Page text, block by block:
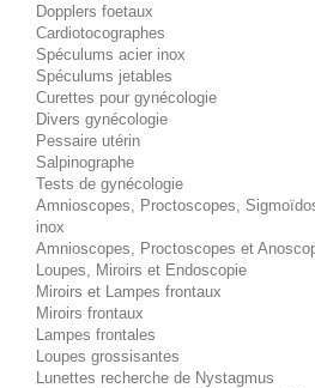
Dopplers foetaux
Cardiotocographes
Spéculums acier inox
Spéculums jetables
Curettes pour gynécologie
Divers gynécologie
Pessaire utérin
Salpinographe
Tests de gynécologie
Amnioscopes, Proctoscopes,
inox
Amnioscopes, Proctoscopes et
Loupes, Miroirs et Endoscopie
Miroirs et Lampes frontaux
Miroirs frontaux
Lampes frontales
Loupes grossisantes
Lunettes recherche de Nystagmus